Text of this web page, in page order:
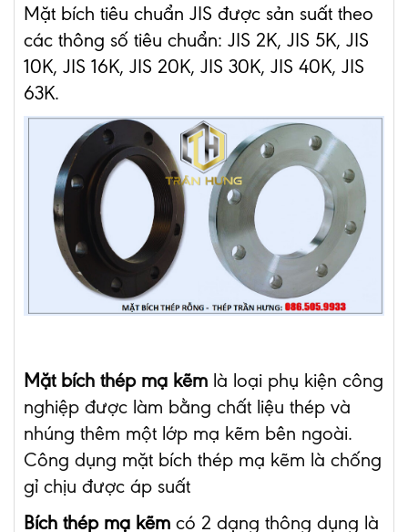
Mặt bích tiêu chuẩn JIS được sản suất theo
các thông số tiêu chuẩn: JIS 2K, JIS 5K, JIS
10K, JIS 16K, JIS 20K, JIS 30K, JIS 40K, JIS
63K.
Mặt bích thép mạ kẽm là loại phụ kiện công
nghiệp được làm bằng chất liệu thép và
nhúng thêm một lớp mạ kẽm bên ngoài.
Công dụng mặt bích thép mạ kẽm là chống
gỉ chịu được áp suất
Bích thép mạ kẽm có 2 dạng thông dụng là